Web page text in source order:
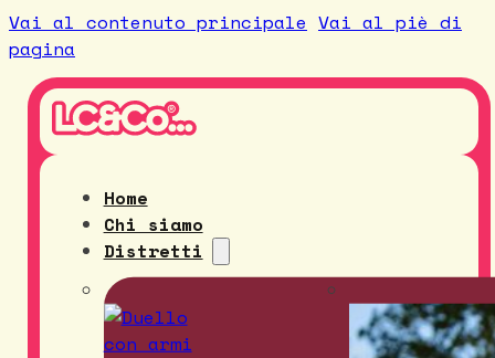
Vai al contenuto principale Vai al piè di
pagina
Home
Chi siamo
Distretti